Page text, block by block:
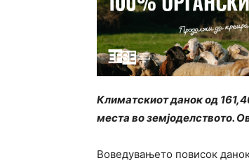
Климатскиот данок од
места во земјоделството.
Воведувањето повисок